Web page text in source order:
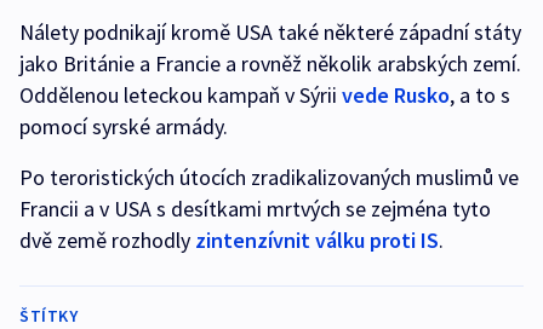
Nálety podnikají kromě USA také některé západní státy
jako Británie a Francie a rovněž několik arabských zemí.
Oddělenou leteckou kampaň v Sýrii vede Rusko, a to s
pomocí syrské armády.
Po teroristických útocích zradikalizovaných muslimů ve
Francii a v USA s desítkami mrtvých se zejména tyto
dvě země rozhodly zintenzívnit válku proti IS.
ŠTÍTKY